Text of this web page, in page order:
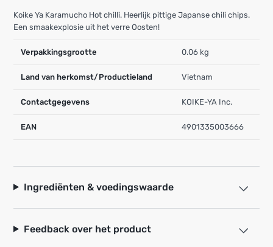
Koike Ya Karamucho Hot chilli. Heerlijk pittige Japanse chili chips.
Een smaakexplosie uit het verre Oosten!
Verpakkingsgrootte 0.06 kg
Land van herkomst/Productieland Vietnam
Contactgegevens KOIKE-YA Inc.
EAN 4901335003666
Ingrediënten & voedingswaarde
Feedback over het product